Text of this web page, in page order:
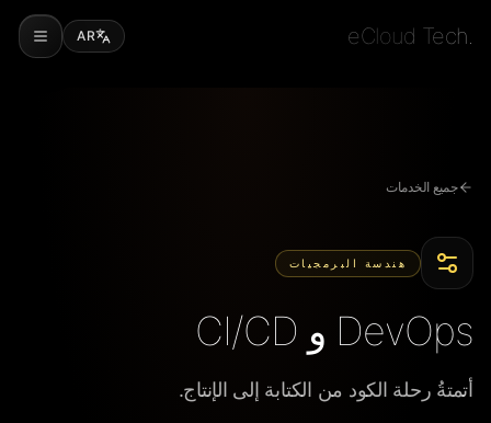
eCloud Tech.
AR
جميع الخدمات
هندسة البرمجيات
DevOps و CI/CD
أتمتةُ رحلة الكود من الكتابة إلى الإنتاج.